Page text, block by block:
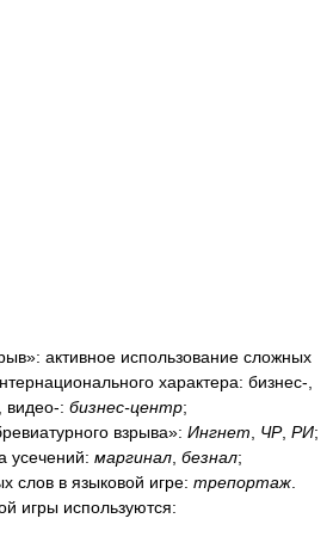
активное использование сложных
характера: бизнес-,
видео-: бизнес-центр;
взрыва»: Ингнет ЧР, РИ;
усечений: маргинал безнал;
слов в языковой игре: трепортаж
игры используются: